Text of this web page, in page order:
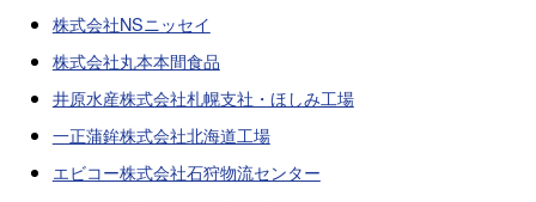
株式会社NSニッセイ
株式会社丸本本間食品
井原水産株式会社札幌支社・ほしみ工場
一正蒲鉾株式会社北海道工場
エビコー株式会社石狩物流センター